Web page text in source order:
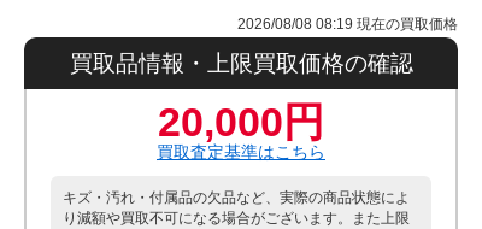
2026/08/08 08:19 現在の買取価格
買取品情報・上限買取価格の確認
20,000円
買取査定基準はこちら
キズ・汚れ・付属品の欠品など、実際の商品状態によ
り減額や買取不可になる場合がございます。また上限